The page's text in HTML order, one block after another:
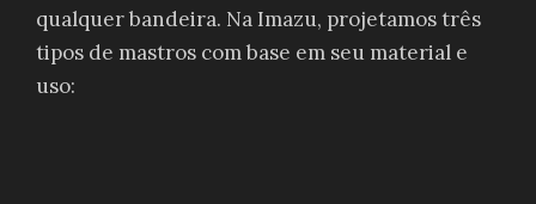
qualquer bandeira. Na Imazu, projetamos três
tipos de mastros com base em seu material e
uso: